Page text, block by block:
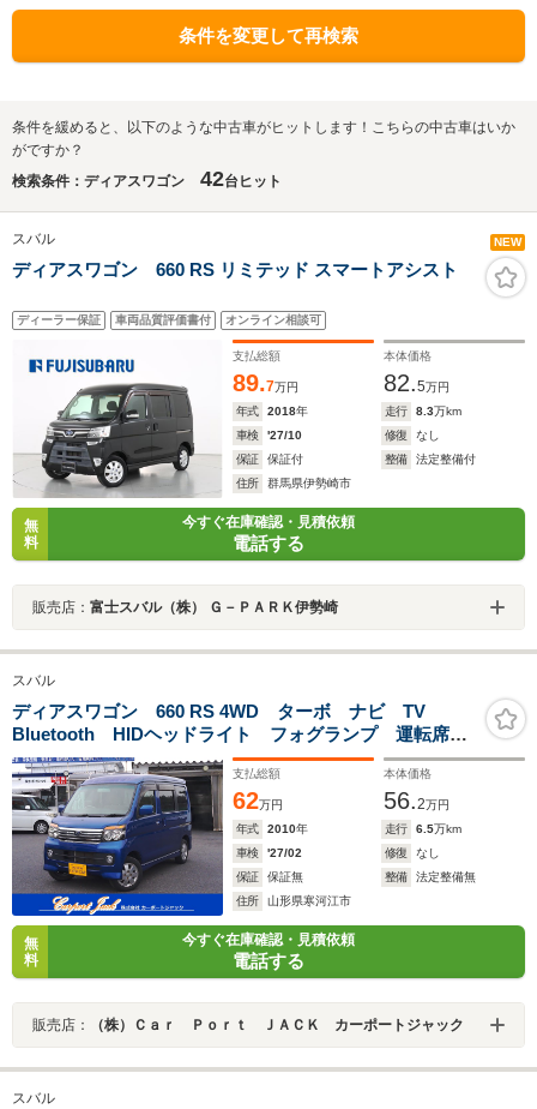
条件を変更して再検索
条件を緩めると、以下のような中古車がヒットします！こちらの中古車はいか
がですか？
検索条件：ディアスワゴン
42台ヒット
スバル NEW
ディアスワゴン 660 RS リミテッド スマートアシスト
ディーラー保証 車両品質評価書付 オンライン相談可
支払総額
89.7万円
本体価格
82.5万円
年式
2018年 走行 8.3万km
車検
'27/10 修復
なし
保証
保証付 整備
法定整備付
住所
群馬県伊勢崎市
無
料
今すぐ在庫確認・見積依頼
電話する
販売店： 富士スバル（株） Ｇ－ＰＡＲＫ伊勢崎
スバル
ディアスワゴン 660 RS 4WD ターボ ナビ TV
Bluetooth HIDヘッドライト フォグランプ 運転席・
助手席エアバック ABS 両側スライドドア左イージー
クローザー 電動格納ミラー パワーウィンドウ キー
レス
支払総額
62万円
本体価格
56.2万円
年式
2010年 走行 6.5万km
車検
'27/02 修復
なし
保証
保証無 整備
法定整備無
住所
山形県寒河江市
無
料
今すぐ在庫確認・見積依頼
電話する
販売店： （株）Ｃａｒ Ｐｏｒｔ ＪＡＣＫ カーポートジャック
スバル